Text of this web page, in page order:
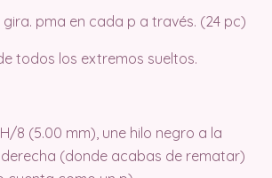
gira. pma en cada p a través. (24 pc)
todos los extremos sueltos.
8 (5.00 mm), une hilo negro a la
(donde acabas de rematar)